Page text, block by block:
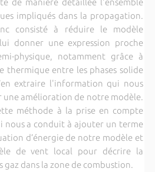
impliqués dans la propagation.
consisté à réduire le modèle
donner une expression proche
physique, notamment grâce à
thermique entre les phases solide
extraire l'information qui nous
amélioration de notre modèle.
méthode à la prise en compte
nous a conduit à ajouter un terme
d’énergie de notre modèle et
de vent local pour décrire la
gaz dans la zone de combustion.